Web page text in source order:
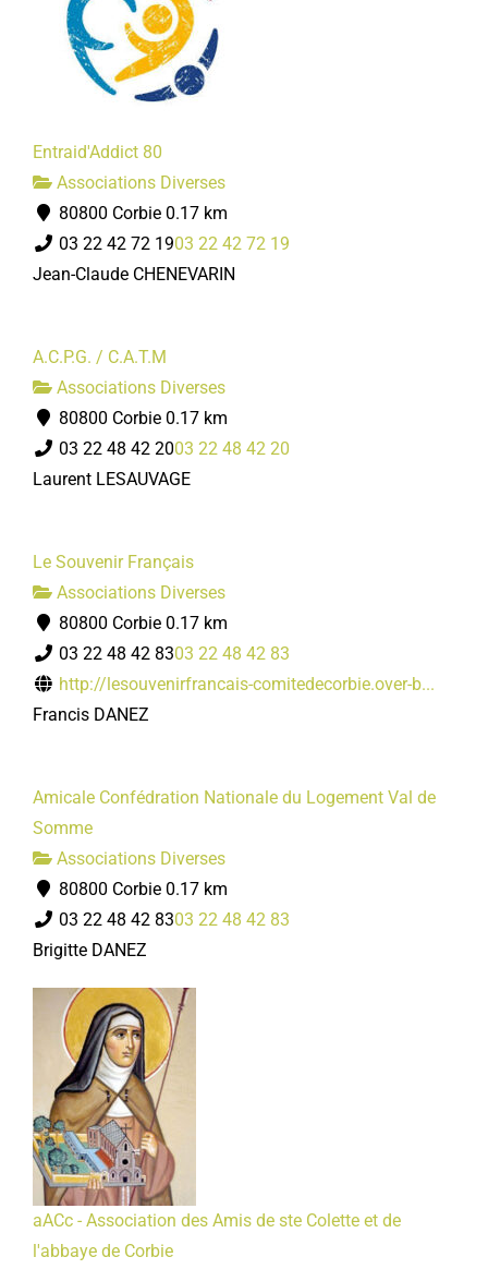
Entraid'Addict 80
Associations Diverses
80800 Corbie 0.17 km
03 22 42 72 1903 22 42 72 19
Jean-Claude CHENEVARIN
A.C.P.G. / C.A.T.M
Associations Diverses
80800 Corbie 0.17 km
03 22 48 42 2003 22 48 42 20
Laurent LESAUVAGE
Le Souvenir Français
Associations Diverses
80800 Corbie 0.17 km
03 22 48 42 8303 22 48 42 83
http://lesouvenirfrancais-comitedecorbie.over-b...
Francis DANEZ
Amicale Confédration Nationale du Logement Val de
Somme
Associations Diverses
80800 Corbie 0.17 km
03 22 48 42 8303 22 48 42 83
Brigitte DANEZ
aACc - Association des Amis de ste Colette et de
l'abbaye de Corbie